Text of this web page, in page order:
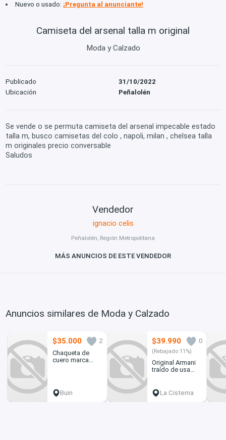
Nuevo o usado: ¡Pregunta al anunciante!
Camiseta del arsenal talla m original
Moda y Calzado
Publicado
31/10/2022
Ubicación
Peñalolén
Se vende o se permuta camiseta del arsenal impecable estado
talla m, busco camisetas del colo , napoli, milan , chelsea talla
m originales precio conversable
Saludos
Vendedor
ignacio celis
Peñalolén, Región Metropolitana
MÁS ANUNCIOS DE ESTE VENDEDOR
Anuncios similares de Moda y Calzado
$35.000
2
Chaqueta de
cuero marca
Buin
$39.990 0
(Rebajado 11%)
Original Armani
traído de usa
La Cisterna